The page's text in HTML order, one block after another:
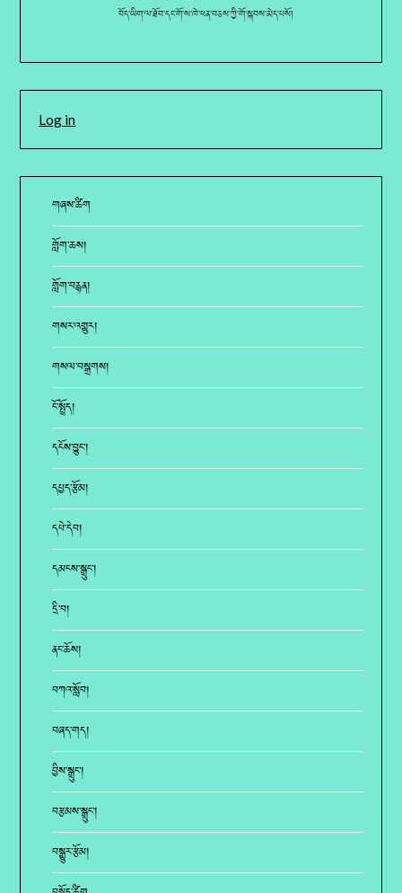
བོད་ཡིག་ལ་ཐོབ་དང་གོ་ས་ཁེ་ཕན་བཅས་ཀྱི་གོ་སྐབས་མེད་པསོ།
Log in
གཞས་ཚིག
གློག་ཆས།
གློག་བརྙན།
གསར་འགྱུར།
གསལ་བསྒྲགས།
ངོ་སྤྲོད།
དངོས་བྱུང་།
དཔྱད་རྩོམ།
དཔེ་དེབ།
དམངས་སྒྲུང་།
དྲི་བ།
ནང་ཆོས།
བཀའ་སློབ།
བཞད་གད།
བྱིས་སྒྲུང་།
བརྩམས་སྒྲུང་།
བསྒྱུར་རྩོམ།